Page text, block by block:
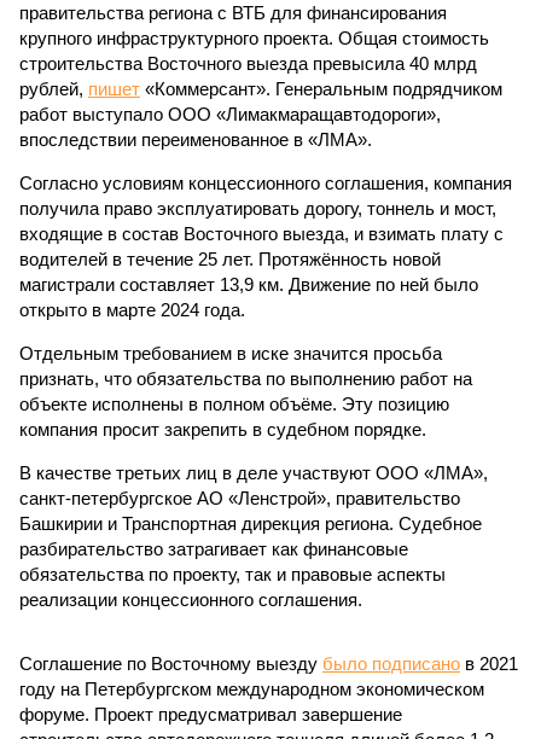
правительства региона с ВТБ для финансирования
крупного инфраструктурного проекта. Общая стоимость
строительства Восточного выезда превысила 40 млрд
рублей, пишет «Коммерсант». Генеральным подрядчиком
работ выступало ООО «Лимакмаращавтодороги»,
впоследствии переименованное в «ЛМА».
Согласно условиям концессионного соглашения, компания
получила право эксплуатировать дорогу, тоннель и мост,
входящие в состав Восточного выезда, и взимать плату с
водителей в течение 25 лет. Протяжённость новой
магистрали составляет 13,9 км. Движение по ней было
открыто в марте 2024 года.
Отдельным требованием в иске значится просьба
признать, что обязательства по выполнению работ на
объекте исполнены в полном объёме. Эту позицию
компания просит закрепить в судебном порядке.
В качестве третьих лиц в деле участвуют ООО «ЛМА»,
санкт-петербургское АО «Ленстрой», правительство
Башкирии и Транспортная дирекция региона. Судебное
разбирательство затрагивает как финансовые
обязательства по проекту, так и правовые аспекты
реализации концессионного соглашения.
Соглашение по Восточному выезду было подписано в 2021
году на Петербургском международном экономическом
форуме. Проект предусматривал завершение